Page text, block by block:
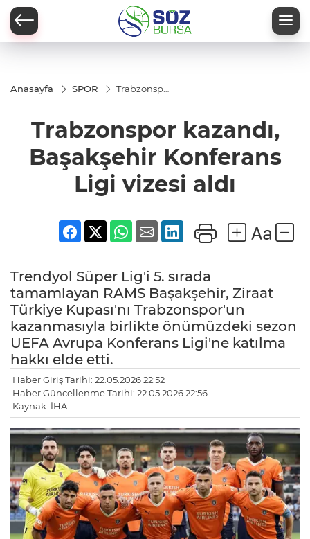
Anasayfa SPOR
Trabzonspor
Ligi vizesi
Trabzonspor kazandı,
Başakşehir Konferans
Ligi vizesi aldı
Trendyol Süper Lig'i 5. sırada
tamamlayan RAMS Başakşehir, Ziraat
Türkiye Kupası'nı Trabzonspor'un
kazanmasıyla birlikte önümüzdeki sezon
UEFA Avrupa Konferans Ligi'ne katılma
hakkı elde etti.
Haber Giriş Tarihi: 22.05.2026 22:52
Haber Güncellenme Tarihi: 22.05.2026 22:56
Kaynak: İHA